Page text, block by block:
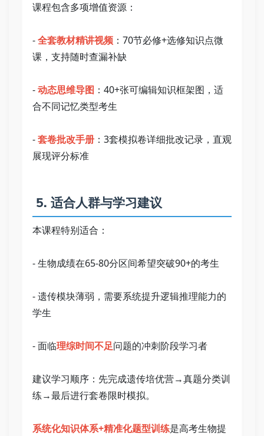
课程包含多项增值资源：
- 全套教材精讲视频 ：70节必修+选修知识点微
课，支持随时查漏补缺
- 动态思维导图 ：40+张可编辑知识框架图，适
合不同记忆类型考生
- 套卷批改手册 ：3套模拟卷详细批改记录，直观
展现评分标准
5. 适合人群与学习建议
本课程特别适合：
- 生物成绩在65-80分区间希望突破90+的考生
- 遗传模块薄弱，需要系统提升逻辑推理能力的
学生
- 面临理综时间不足问题的冲刺阶段学习者
建议学习顺序：先完成遗传培优营→真题分类训
练→最后进行套卷限时模拟。
系统化知识体系+精准化题型训练是高考生物提